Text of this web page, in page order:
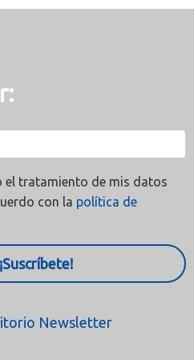
el tratamiento de mis datos
con la política de
¡Suscríbete!
Newsletter